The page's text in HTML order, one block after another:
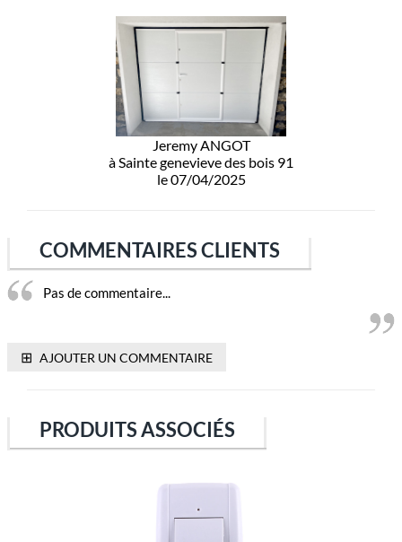
Jeremy ANGOT
à Sainte genevieve des bois 91
le 07/04/2025
COMMENTAIRES CLIENTS
Pas de commentaire...
⊞ AJOUTER UN COMMENTAIRE
PRODUITS ASSOCIÉS